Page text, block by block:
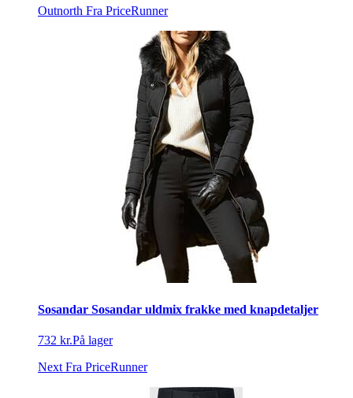
Outnorth Fra PriceRunner
Sosandar Sosandar uldmix frakke med knapdetaljer
732 kr.På lager
Next Fra PriceRunner